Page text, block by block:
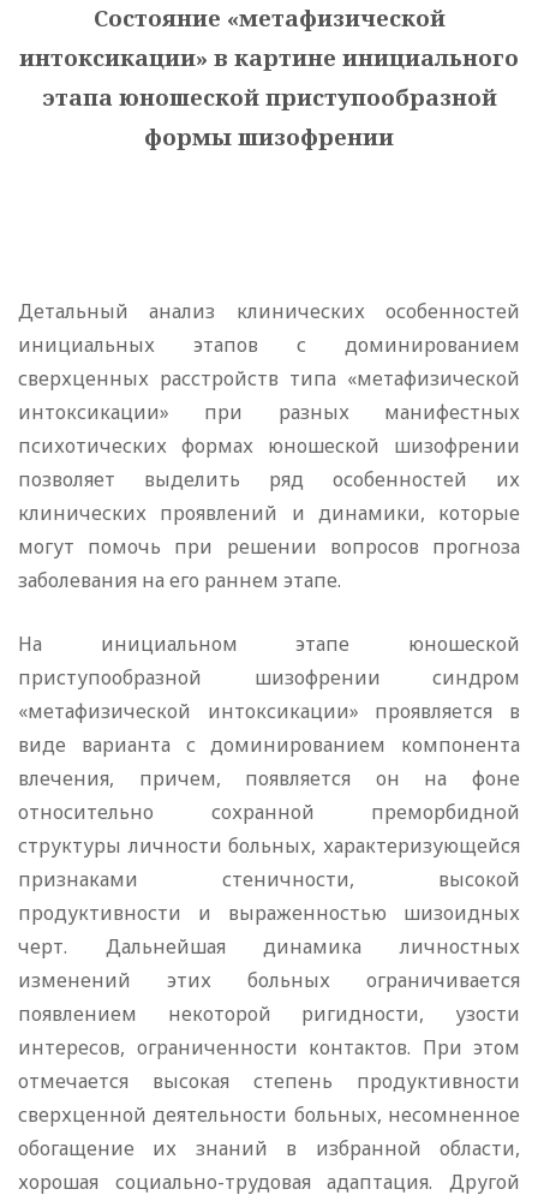
Состояние «метафизической
интоксикации» в картине инициального
этапа юношеской приступообразной
формы шизофрении
Детальный анализ клинических особенностей
инициальных этапов с доминированием
сверхценных расстройств типа «метафизической
интоксикации» при разных манифестных
психотических формах юношеской шизофрении
позволяет выделить ряд особенностей их
клинических проявлений и динамики, которые
могут помочь при решении вопросов прогноза
заболевания на его раннем этапе.
На инициальном этапе юношеской
приступообразной шизофрении синдром
«метафизической интоксикации» проявляется в
виде варианта с доминированием компонента
влечения, причем, появляется он на фоне
относительно сохранной преморбидной
структуры личности больных, характеризующейся
признаками стеничности, высокой
продуктивности и выраженностью шизоидных
черт. Дальнейшая динамика личностных
изменений этих больных ограничивается
появлением некоторой ригидности, узости
интересов, ограниченности контактов. При этом
отмечается высокая степень продуктивности
сверхценной деятельности больных, несомненное
обогащение их знаний в избранной области,
хорошая социально-трудовая адаптация. Другой